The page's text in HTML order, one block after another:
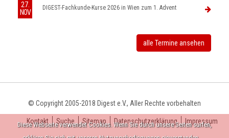
27.
NOV
DIGEST-Fachkunde-Kurse 2026 in Wien zum 1. Advent
alle Termine ansehen
© Copyright 2005-2018 Digest e.V., Aller Rechte vorbehalten
Kontakt Suche Sitemap Datenschutzerklärung Impressum
Diese Webseite verwendet Cookies. Wenn Sie durch unsere Seiten surfen,